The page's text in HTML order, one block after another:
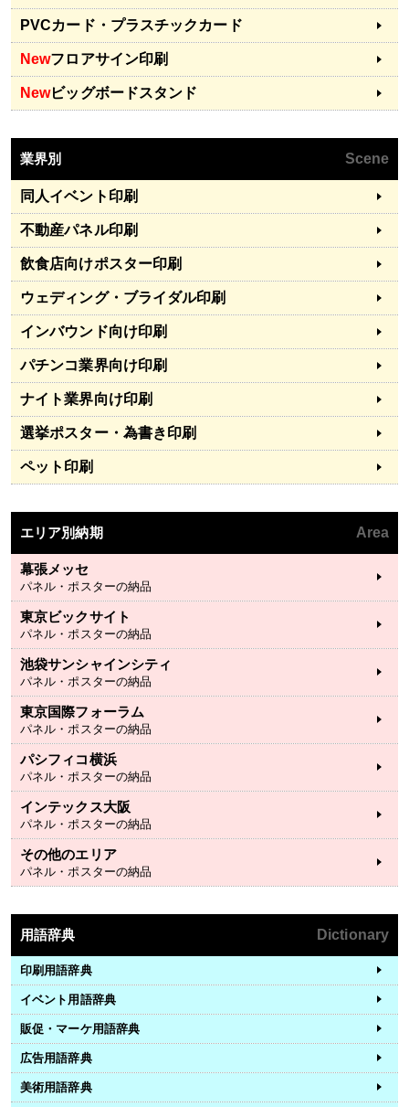
PVCカード・プラスチックカード
Newフロアサイン印刷
Newビッグボードスタンド
業界別 Scene
同人イベント印刷
不動産パネル印刷
飲食店向けポスター印刷
ウェディング・ブライダル印刷
インバウンド向け印刷
パチンコ業界向け印刷
ナイト業界向け印刷
選挙ポスター・為書き印刷
ペット印刷
エリア別納期 Area
幕張メッセ
パネル・ポスターの納品
東京ビックサイト
パネル・ポスターの納品
池袋サンシャインシティ
パネル・ポスターの納品
東京国際フォーラム
パネル・ポスターの納品
パシフィコ横浜
パネル・ポスターの納品
インテックス大阪
パネル・ポスターの納品
その他のエリア
パネル・ポスターの納品
用語辞典 Dictionary
印刷用語辞典
イベント用語辞典
販促・マーケ用語辞典
広告用語辞典
美術用語辞典